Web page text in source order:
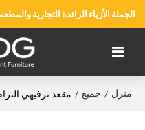
الجملة الأزياء الرائدة التجارية
منزل / جميع / مقعد ترفيهي